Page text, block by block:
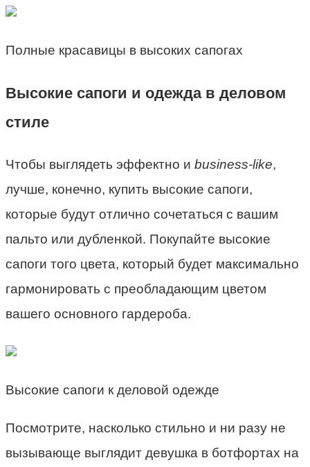
Полные красавицы в высоких сапогах
Высокие сапоги и одежда в деловом
стиле
Чтобы выглядеть эффектно и business-like,
лучше, конечно, купить высокие сапоги,
которые будут отлично сочетаться с вашим
пальто или дубленкой. Покупайте высокие
сапоги того цвета, который будет максимально
гармонировать с преобладающим цветом
вашего основного гардероба.
Высокие сапоги к деловой одежде
Посмотрите, насколько стильно и ни разу не
вызывающе выглядит девушка в ботфортах на